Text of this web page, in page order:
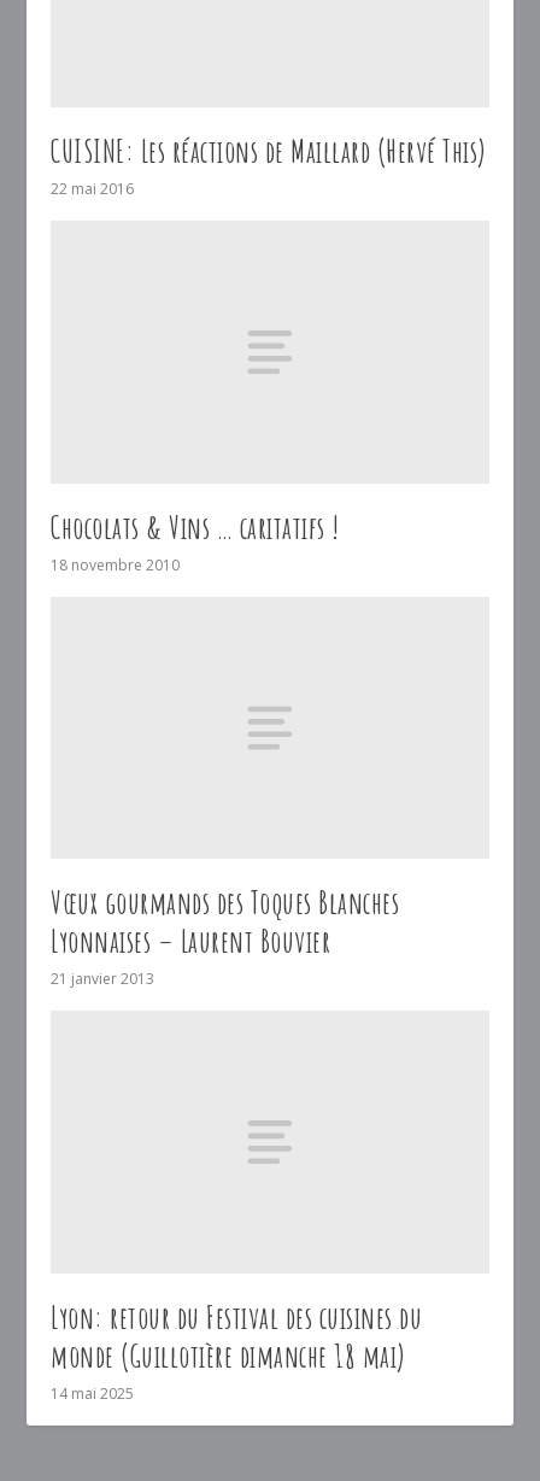
CUISINE: Les réactions de Maillard (Hervé This)
22 mai 2016
Chocolats & Vins … caritatifs !
18 novembre 2010
Vœux gourmands des Toques Blanches
Lyonnaises – Laurent Bouvier
21 janvier 2013
Lyon: retour du Festival des cuisines du
monde (Guillotière dimanche 18 mai)
14 mai 2025